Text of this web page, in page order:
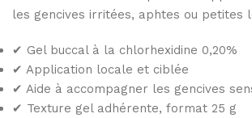
les gencives irritées, aphtes ou petites
✔ Gel buccal à la chlorhexidine 0,20%
✔ Application locale et ciblée
✔ Aide à accompagner les gencives
✔ Texture gel adhérente, format 25 g